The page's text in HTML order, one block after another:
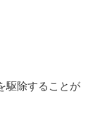
駆除することが